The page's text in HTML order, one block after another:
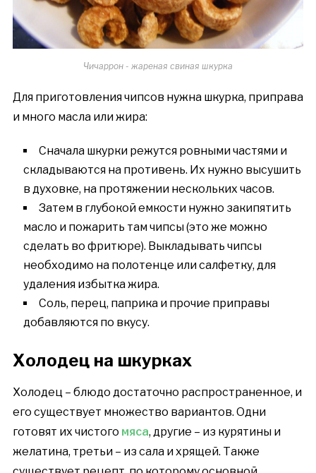
Чичаррон - жареная свиная шкурка
Для приготовления чипсов нужна шкурка, приправа
и много масла или жира:
Сначала шкурки режутся ровными частями и
складываются на противень. Их нужно высушить
в духовке, на протяжении нескольких часов.
Затем в глубокой емкости нужно закипятить
масло и пожарить там чипсы (это же можно
сделать во фритюре). Выкладывать чипсы
необходимо на полотенце или салфетку, для
удаления избытка жира.
Соль, перец, паприка и прочие приправы
добавляются по вкусу.
Холодец на шкурках
Холодец – блюдо достаточно распространенное, и
его существует множество вариантов. Одни
готовят их чистого мяса, другие – из курятины и
желатина, третьи – из сала и хрящей. Также